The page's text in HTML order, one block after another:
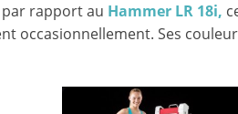
par rapport au Hammer LR 18i,
occasionnellement. Ses